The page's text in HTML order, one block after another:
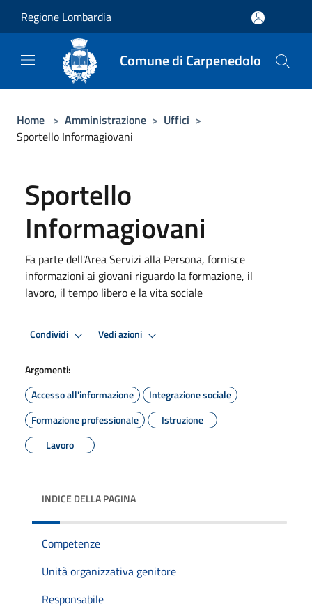
Regione Lombardia
Comune di Carpenedolo
Home > Amministrazione > Uffici >
Sportello Informagiovani
Sportello
Informagiovani
Fa parte dell'Area Servizi alla Persona, fornisce
informazioni ai giovani riguardo la formazione, il
lavoro, il tempo libero e la vita sociale
Condividi Vedi azioni
Argomenti:
Accesso all'informazione
Integrazione sociale
Formazione professionale
Istruzione
Lavoro
INDICE DELLA PAGINA
Competenze
Unità organizzativa genitore
Responsabile